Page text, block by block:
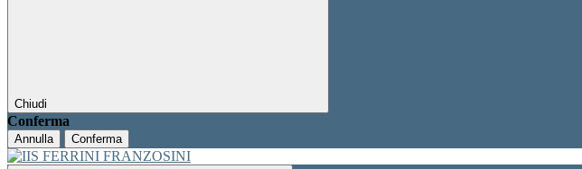
Chiudi
Conferma
Annulla Conferma